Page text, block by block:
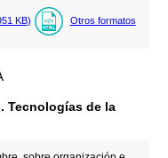
KB) Otros formatos
Tecnologías de la